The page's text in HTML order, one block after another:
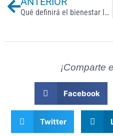
Qué definirá el bienestar laboral en 2025
¡Comparte
Facebook
Twitter